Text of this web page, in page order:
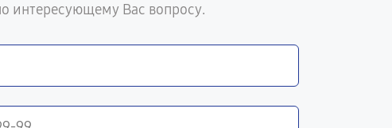
интересующему Вас вопросу.